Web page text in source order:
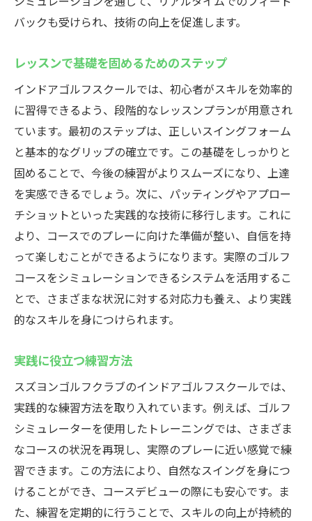
バックも受けられ、技術の向上を促進します。
レッスンで基礎を固めるためのステップ
インドアゴルフスクールでは、初心者がスキルを効率的
に習得できるよう、段階的なレッスンプランが用意され
ています。最初のステップは、正しいスイングフォーム
と基本的なグリップの確立です。この基礎をしっかりと
固めることで、今後の練習がよりスムーズになり、上達
を実感できるでしょう。次に、パッティングやアプロー
チショットといった実践的な技術に移行します。これに
より、コースでのプレーに向けた準備が整い、自信を持
って楽しむことができるようになります。実際のゴルフ
コースをシミュレーションできるシステムを活用するこ
とで、さまざまな状況に対する対応力も養え、より実践
的なスキルを身につけられます。
実践に役立つ練習方法
スズヨンゴルフクラブのインドアゴルフスクールでは、
実践的な練習方法を取り入れています。例えば、ゴルフ
シミュレーターを使用したトレーニングでは、さまざま
なコースの状況を再現し、実際のプレーに近い感覚で練
習できます。この方法により、自然なスイングを身につ
けることができ、コースデビューの際にも安心です。ま
た、練習を定期的に行うことで、スキルの向上が持続的